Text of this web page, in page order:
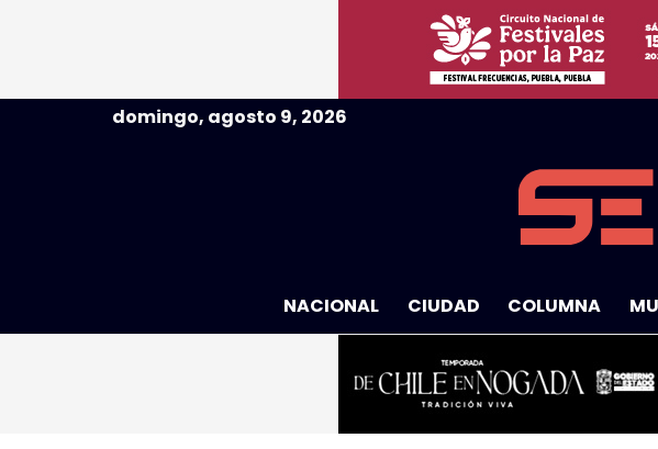
domingo, agosto 9, 2026
NACIONAL CIUDAD COLUMNA